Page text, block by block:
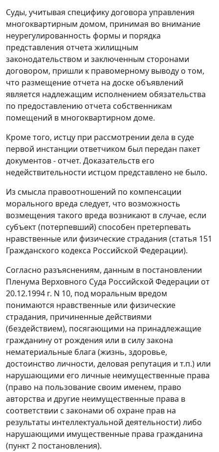
Суды, учитывая специфику договора управления
многоквартирным домом, принимая во внимание
неурегулированность формы и порядка
представления отчета жилищным
законодательством и заключенным сторонами
договором, пришли к правомерному выводу о том,
что размещение отчета на доске объявлений
является надлежащим исполнением обязательства
по предоставлению отчета собственникам
помещений в многоквартирном доме.
Кроме того, истцу при рассмотрении дела в суде
первой инстанции ответчиком был передан пакет
документов - отчет. Доказательств его
недействительности истцом представлено не было.
Из смысла правоотношений по компенсации
морального вреда следует, что возможность
возмещения такого вреда возникают в случае, если
субъект (потерпевший) способен претерпевать
нравственные или физические страдания (статья 151
Гражданского кодекса Российской Федерации).
Согласно разъяснениям, данным в постановлении
Пленума Верховного Суда Российской Федерации от
20.12.1994 г. N 10, под моральным вредом
понимаются нравственные или физические
страдания, причиненные действиями
(бездействием), посягающими на принадлежащие
гражданину от рождения или в силу закона
нематериальные блага (жизнь, здоровье,
достоинство личности, деловая репутация и т.п.) или
нарушающими его личные неимущественные права
(право на пользование своим именем, право
авторства и другие неимущественные права в
соответствии с законами об охране прав на
результаты интеллектуальной деятельности) либо
нарушающими имущественные права гражданина
(пункт 2 постановления).